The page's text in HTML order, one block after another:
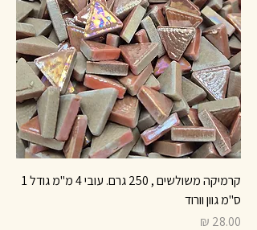
קרמיקה משולשים , 250 גרם. עובי 4 מ"מ גודל 1
ס"מ גוון וורוד
מחיר